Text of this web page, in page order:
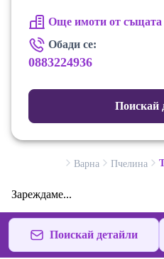
Още имоти от същата
Обади се:
0883224936
Поискай
Варна Пчелина
Зареждаме...
Поискай детайли